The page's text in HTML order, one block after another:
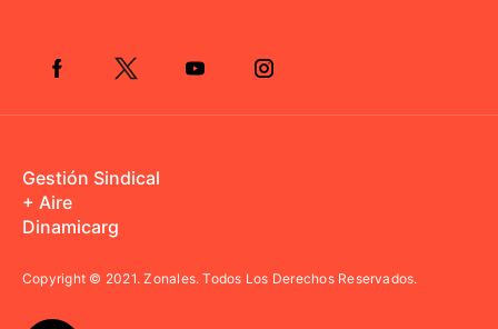
Gestión Sindical
+ Aire
Dinamicarg
Copyright © 2021.Zonales. Todos Los Derechos Reservados.